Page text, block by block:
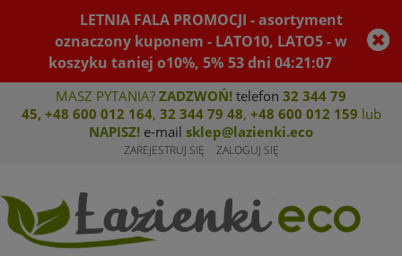
LETNIA FALA PROMOCJI - asortyment
oznaczony kuponem - LATO10, LATO5 - w
koszyku taniej o10%, 5% 53dni04:21:06
MASZ PYTANIA? ZADZWOŃ! telefon 32 344 79
45, +48 600 012 164, 32 344 79 48, +48 600 012 159 lub
NAPISZ! e-mail sklep@lazienki.eco
ZAREJESTRUJ SIĘ ZALOGUJ SIĘ